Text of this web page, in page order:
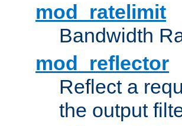
mod_ratelimit
Bandwidth
mod_reflector
Reflect a
the output